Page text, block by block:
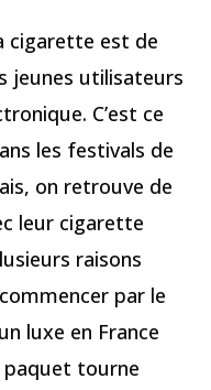
cigarette est de
jeunes utilisateurs
C’est ce
les festivals de
on retrouve de
leur cigarette
raisons
par le
luxe en France
paquet tourne